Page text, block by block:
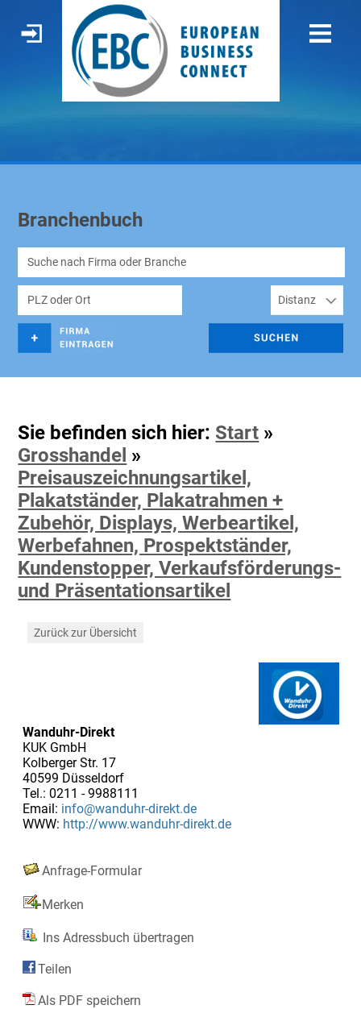
Branchenbuch
Sie befinden sich hier: Start »
Grosshandel »
Preisauszeichnungsartikel,
Plakatständer, Plakatrahmen +
Zubehör, Displays, Werbeartikel,
Werbefahnen, Prospektständer,
Kundenstopper, Verkaufsförderungs-
und Präsentationsartikel
Zurück zur Übersicht
Wanduhr-Direkt
KUK GmbH
Kolberger Str. 17
40599 Düsseldorf
Tel.: 0211 - 9988111
Email: info@wanduhr-direkt.de
WWW: http://www.wanduhr-direkt.de
Anfrage-Formular
Merken
Ins Adressbuch übertragen
Teilen
Als PDF speichern